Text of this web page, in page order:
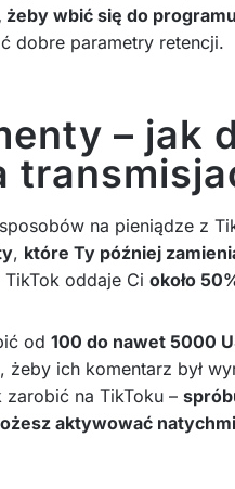
wbić się do programu
dobre parametry retencji.
– jak
na pieniądze z
, które Ty później
TikTok oddaje Ci około
od 100 do nawet 5000
żeby ich komentarz był
na TikToku –
aktywować